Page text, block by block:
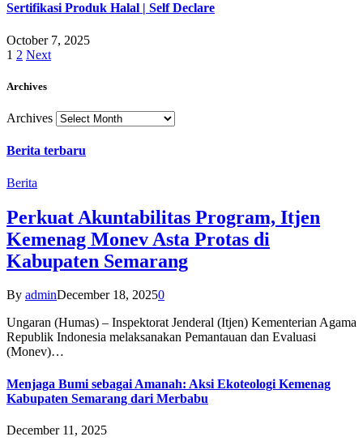
Sertifikasi Produk Halal | Self Declare
October 7, 2025
1 2 Next
Archives
Archives
Berita terbaru
Berita
Perkuat Akuntabilitas Program, Itjen
Kemenag Monev Asta Protas di
Kabupaten Semarang
By adminDecember 18, 20250
Ungaran (Humas) – Inspektorat Jenderal (Itjen) Kementerian Agama
Republik Indonesia melaksanakan Pemantauan dan Evaluasi
(Monev)…
Menjaga Bumi sebagai Amanah: Aksi Ekoteologi Kemenag
Kabupaten Semarang dari Merbabu
December 11, 2025